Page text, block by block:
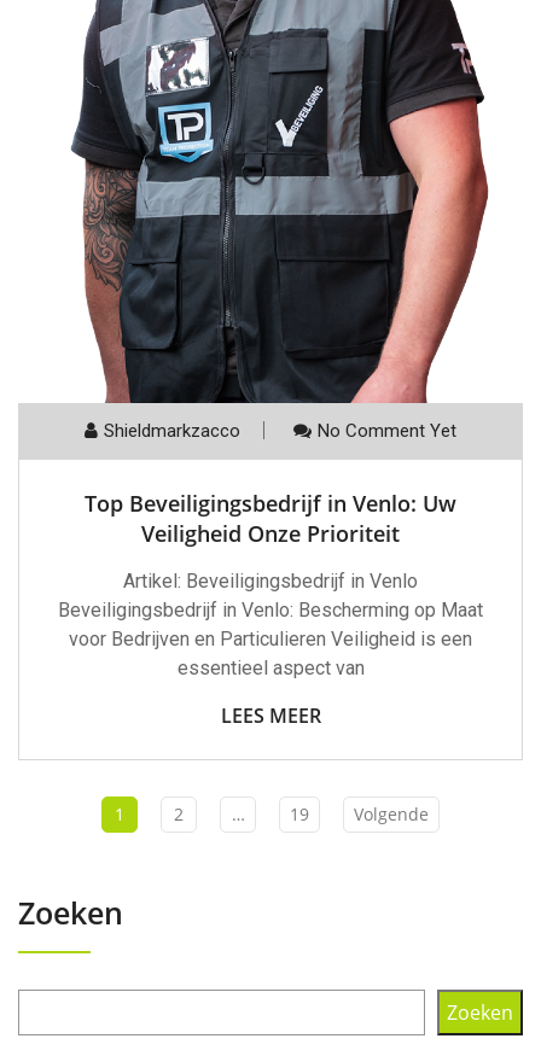
Shieldmarkzacco No Comment Yet
Top Beveiligingsbedrijf in Venlo: Uw
Veiligheid Onze Prioriteit
Artikel: Beveiligingsbedrijf in Venlo
Beveiligingsbedrijf in Venlo: Bescherming op Maat
voor Bedrijven en Particulieren Veiligheid is een
essentieel aspect van
LEES MEER
1 2 … 19 Volgende
Zoeken
Zoeken